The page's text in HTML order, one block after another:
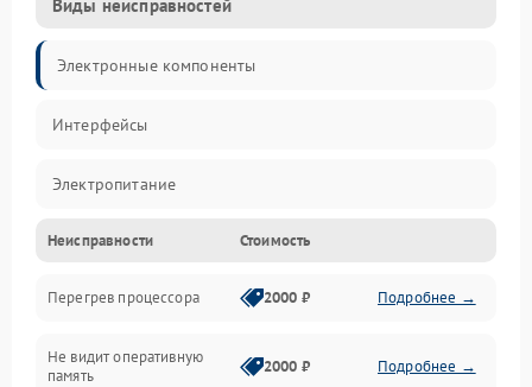
Виды неисправностей
Электронные компоненты
Интерфейсы
Электропитание
Корпус/Герметичность
Механика
ПО/Микропрограмма
Неисправности Стоимость
Перегрев процессора 2000 ₽ Подробнее →
Не видит оперативную
память
2000 ₽ Подробнее →